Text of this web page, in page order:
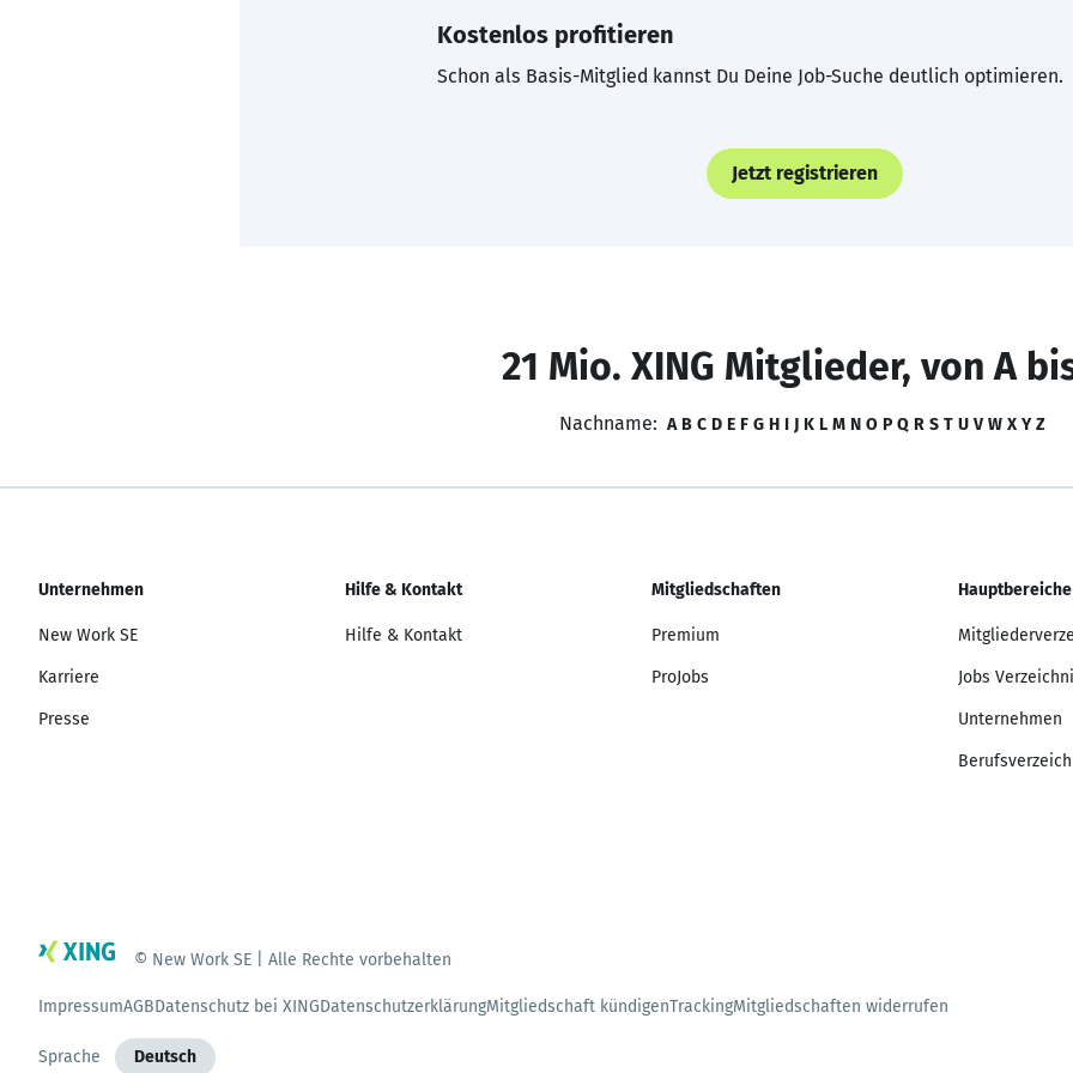
Kostenlos profitieren
Schon als Basis-Mitglied kannst Du Deine Job-Suche deutlich optimieren.
Jetzt registrieren
21 Mio. XING Mitglieder, von A
Nachname: A B C D E F G H I J K L M N O P Q R S T U V W X Y Z
Unternehmen
New Work SE
Karriere
Presse
Hilfe & Kontakt
Hilfe & Kontakt
Mitgliedschaften
Premium
ProJobs
Hauptbereiche
Jobs
Unternehmen
© New Work SE | Alle Rechte vorbehalten
ImpressumAGBDatenschutz bei XINGDatenschutzerklärungMitgliedschaft kündigenTrackingMitgliedschaften widerrufen
Sprache Deutsch